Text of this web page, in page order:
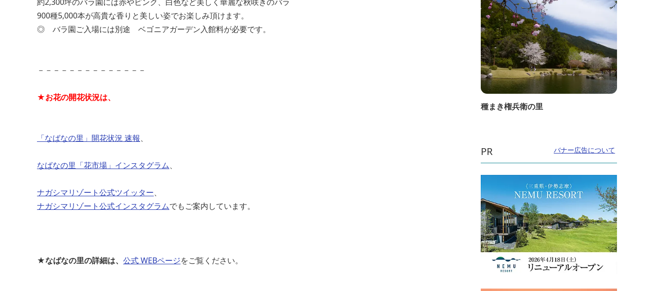
900種5,000本が高貴な香りと美しい姿でお楽しみ頂けます。
◎ バラ園ご入場には別途 ベゴニアガーデン入館料が必要です。
－－－－－－－－－－－－－－
★お花の開花状況は、
「なばなの里」開花状況 速報、
なばなの里「花市場」インスタグラム、
ナガシマリゾート公式ツイッター、
ナガシマリゾート公式インスタグラムでもご案内しています。
★なばなの里の詳細は、 公式 WEBページをご覧ください。
種まき権兵衛の里
PR バナー広告について